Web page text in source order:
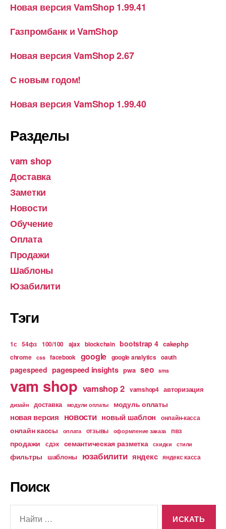
Новая версия VamShop 1.99.41
Газпромбанк и VamShop
Новая версия VamShop 2.67
С новым годом!
Новая версия VamShop 1.99.40
Разделы
vam shop
Доставка
Заметки
Новости
Обучение
Оплата
Продажи
Шаблоны
Юзабилити
Тэги
1с 54фз 100/100 ajax blockchain bootstrap 4 cakephp
chrome css facebook google google analytics oauth
pagespeed pagespeed insights pwa seo sms
vam shop vamshop 2 vamshop4 авторизация
дизайн доставка модули оплаты модуль оплаты
новая версия новости новый шаблон онлайн-касса
онлайн кассы оплата отзывы оформление заказа пвз
продажи сдэк семантическая разметка скидки стили
фильтры шаблоны юзабилити яндекс яндекс касса
Поиск